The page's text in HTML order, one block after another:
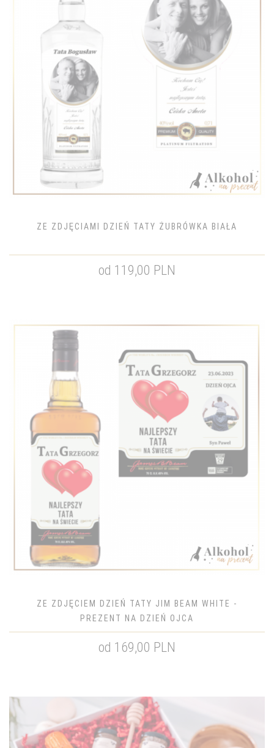
ZE ZDJĘCIAMI DZIEŃ TATY ŻUBRÓWKA BIAŁA
od 119,00 PLN
ZE ZDJĘCIEM DZIEŃ TATY JIM BEAM WHITE -
PREZENT NA DZIEŃ OJCA
od 169,00 PLN